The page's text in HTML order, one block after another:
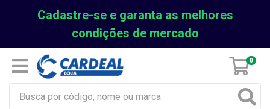
Cadastre-se e garanta as melhores
condições de mercado
0